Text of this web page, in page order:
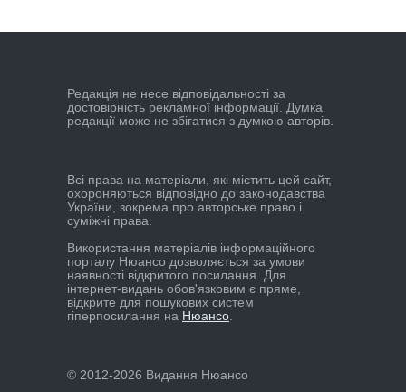
Редакцiя не несе вiдповiдальностi за
достовiрнiсть рекламної iнформацiї. Думка
редакцiї може не збiгатися з думкою авторiв.
Всі права на матеріали, які містить цей сайт,
охороняються відповідно до законодавства
України, зокрема про авторське право і
суміжні права.
Використання матеріалів інформаційного
порталу Нюансо дозволяється за умови
наявності відкритого посилання. Для
інтернет-видань обов'язковим є пряме,
відкрите для пошукових систем
гіперпосилання на Нюансо
© 2012-2026 Видання Нюансо